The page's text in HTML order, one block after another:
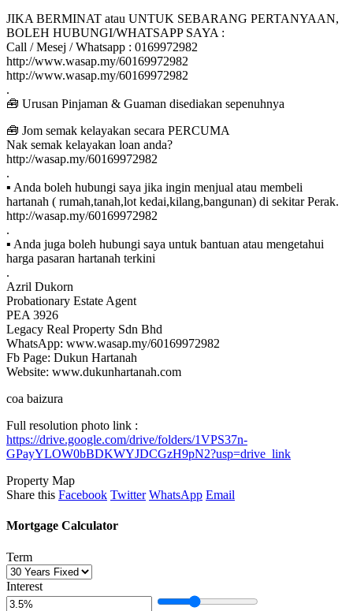
JIKA BERMINAT atau UNTUK SEBARANG PERTANYAAN,
BOLEH HUBUNGI/WHATSAPP SAYA :
Call / Mesej / Whatsapp : 0169972982
http://www.wasap.my/60169972982
http://www.wasap.my/60169972982
.
🧰 Urusan Pinjaman & Guaman disediakan sepenuhnya
🧰 Jom semak kelayakan secara PERCUMA
Nak semak kelayakan loan anda?
http://wasap.my/60169972982
.
▪ Anda boleh hubungi saya jika ingin menjual atau membeli
hartanah ( rumah,tanah,lot kedai,kilang,bangunan) di sekitar Perak.
http://wasap.my/60169972982
.
▪ Anda juga boleh hubungi saya untuk bantuan atau mengetahui
harga pasaran hartanah terkini
.
Azril Dukorn
Probationary Estate Agent
PEA 3926
Legacy Real Property Sdn Bhd
WhatsApp: www.wasap.my/60169972982
Fb Page: Dukun Hartanah
Website: www.dukunhartanah.com
coa baizura
Full resolution photo link :
https://drive.google.com/drive/folders/1VPS37n-
GPayYLOW0bBDKWYJDCGzH9pN2?usp=drive_link
Property Map
Share this Facebook Twitter WhatsApp Email
Mortgage Calculator
Term
Interest